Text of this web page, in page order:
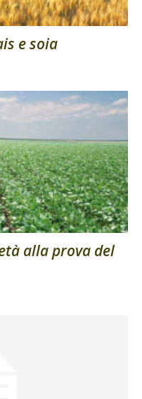
e soia
alla prova del